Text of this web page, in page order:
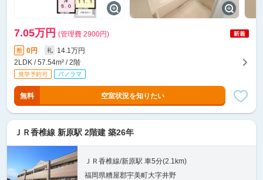
7.05万円 (管理費 2900円)
敷 0円 礼
14.1万円
2LDK / 57.54m² / 2階
無料 空室状況を知りたい
ＪＲ香椎線 新原駅 2階建 築26年
ＪＲ香椎線/新原駅 車5分(2.1km)
福岡県糟屋郡宇美町大字井野